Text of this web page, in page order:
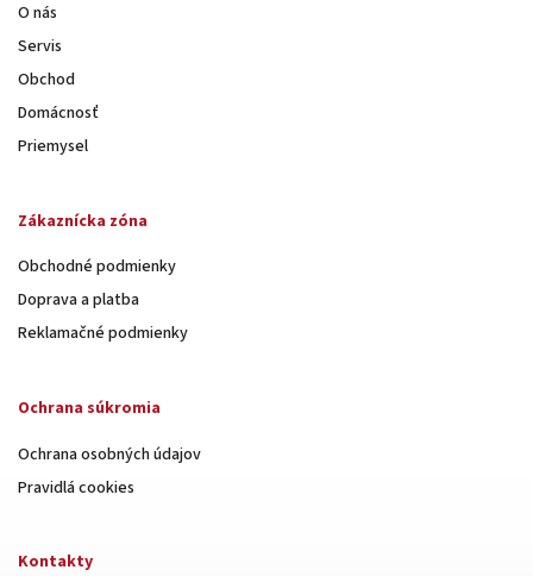
O nás
Servis
Obchod
Domácnosť
Priemysel
Zákaznícka zóna
Obchodné podmienky
Doprava a platba
Reklamačné podmienky
Ochrana súkromia
Ochrana osobných údajov
Pravidlá cookies
Kontakty